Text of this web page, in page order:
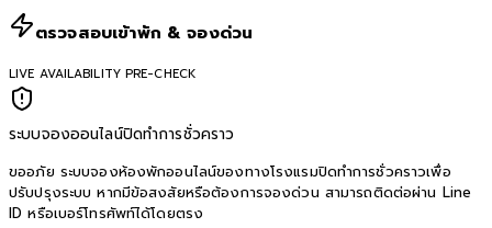
ตรวจสอบเข้าพัก & จองด่วน
LIVE AVAILABILITY PRE-CHECK
ระบบจองออนไลน์ปิดทำการชั่วคราว
ขออภัย ระบบจองห้องพักออนไลน์ของทางโรงแรมปิดทำการชั่วคราวเพื่อ
ปรับปรุงระบบ หากมีข้อสงสัยหรือต้องการจองด่วน สามารถติดต่อผ่าน Line
ID หรือเบอร์โทรศัพท์ได้โดยตรง